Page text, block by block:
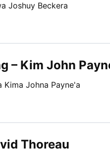
Joshuy Beckera
– Kim John
Johna Payne'a
Thoreau